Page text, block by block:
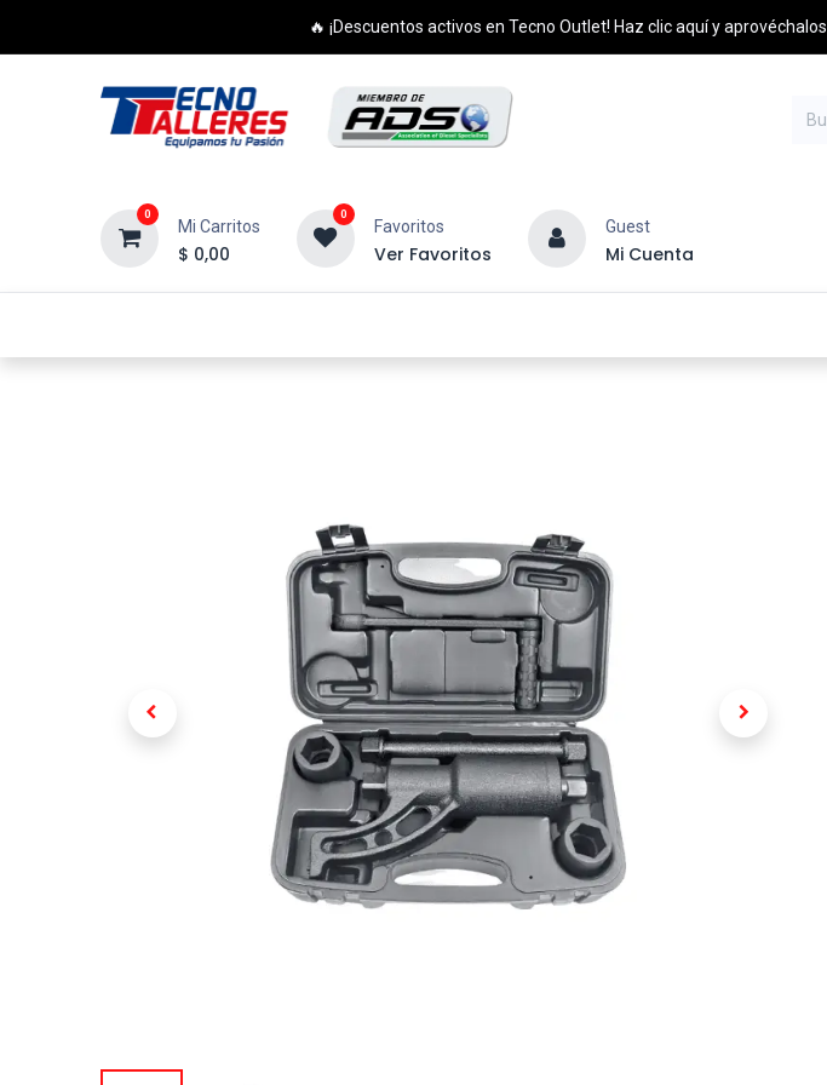
🔥 ¡Descuentos activos en Tecno Outlet! Haz clic aquí y aprovéchalos
0
Mi Carritos
$ 0,00
0
Favoritos
Ver Favoritos
Guest
Mi Cuenta